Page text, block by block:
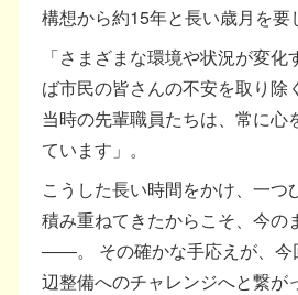
構想から約15年と長い歳月を要
「さまざまな環境や状況が変
ば市民の皆さんの不安を取り除
当時の先輩職員たちは、常に心
ています」。
こうした長い時間をかけ、一つ
積み重ねてきたからこそ、今の
――。 その確かな手応えが、今
辺整備へのチャレンジへと繋が